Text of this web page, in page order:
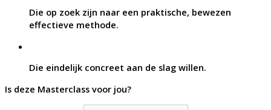
Die op zoek zijn naar een praktische, bewezen
effectieve methode.
Die eindelijk concreet aan de slag willen.
Is deze Masterclass voor jou?